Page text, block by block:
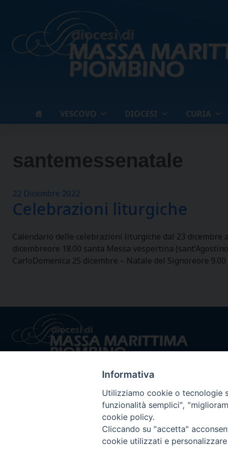
VESCOVO DIOCESI CURIA
santemessenatale
22 Dicembre 2022
Celebrazioni liturgiche
Calendario delle celebrazioni liturgiche dal 23 dicembre
dicembreore 18.00 santa Messa vespertina
CarloDomenica 25 dicembre – Natale del Signoreore
Privacy policy - trasparenza © 2024
Informativa
Utilizziamo cookie o tecnologie
funzionalità semplici",
cookie policy.
Cliccando su "accetta"
cookie utilizzati e